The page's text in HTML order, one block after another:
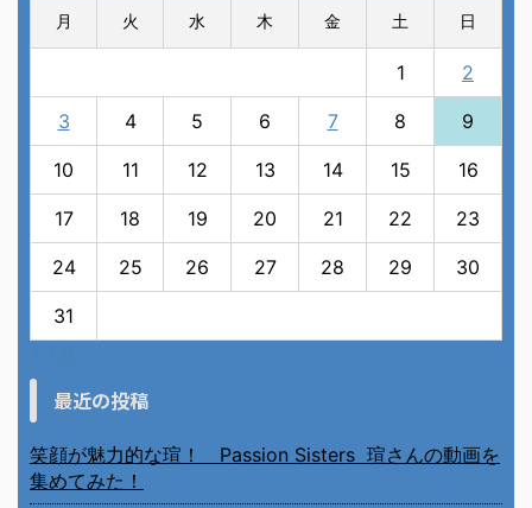
月 火 水 木 金 土 日
1 2
3 4 5 6 7 8 9
10 11 12 13 14 15 16
17 18 19 20 21 22 23
24 25 26 27 28 29 30
31
最近の投稿
笑顔が魅力的な瑄！ Passion Sisters 瑄さんの動画を
集めてみた！